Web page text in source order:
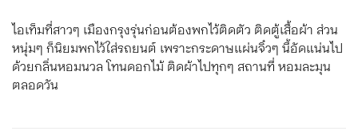
ไอเท็มที่สาวๆ เมืองกรุงรุ่นก่อนต้องพกไว้ติดตัว ติดตู้เสื้อผ้า ส่วน
หนุ่มๆ ก็นิยมพกไว้ใส่รถยนต์ เพราะกระดาษแผ่นจิ๋วๆ นี้อัดแน่นไป
ด้วยกลิ่นหอมนวล โทนดอกไม้ ติดผ้าไปทุกๆ สถานที่ หอมละมุน
ตลอดวัน